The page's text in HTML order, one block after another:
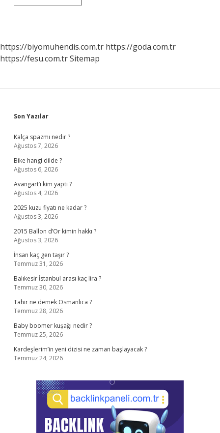
Çalgılar
https://biyomuhendis.com.tr https://goda.com.tr
https://fesu.com.trSitemap
Sidebar
Son Yazılar
Kalça spazmı nedir ?
Ağustos 7, 2026
Bike hangi dilde ?
Ağustos 6, 2026
Avangart’ı kim yaptı ?
Ağustos 4, 2026
2025 kuzu fiyatı ne kadar ?
Ağustos 3, 2026
2015 Ballon d’Or kimin hakkı ?
Ağustos 3, 2026
İnsan kaç gen taşır ?
Temmuz 31, 2026
Balıkesir İstanbul arası kaç lira ?
Temmuz 30, 2026
Tahir ne demek Osmanlıca ?
Temmuz 28, 2026
Baby boomer kuşağı nedir ?
Temmuz 25, 2026
Kardeşlerim’in yeni dizisi ne zaman başlayacak ?
Temmuz 24, 2026